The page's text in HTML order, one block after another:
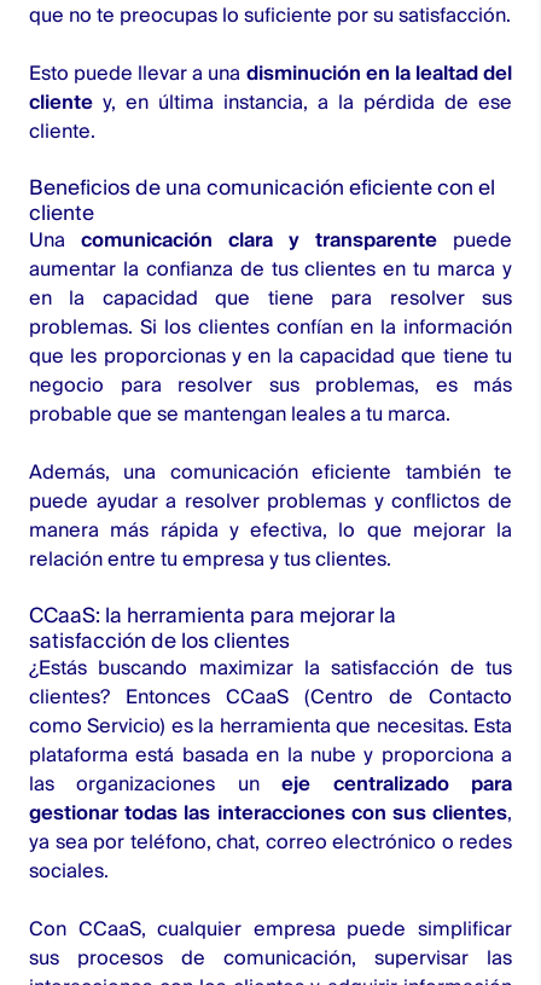
que no te preocupas lo suficiente por su satisfacción.
Esto puede llevar a una disminución en la lealtad del
cliente y, en última instancia, a la pérdida de ese
cliente.
Beneficios de una comunicación eficiente con el
cliente
Una comunicación clara y transparente puede
aumentar la confianza de tus clientes en tu marca y
en la capacidad que tiene para resolver sus
problemas. Si los clientes confían en la información
que les proporcionas y en la capacidad que tiene tu
negocio para resolver sus problemas, es más
probable que se mantengan leales a tu marca.
Además, una comunicación eficiente también te
puede ayudar a resolver problemas y conflictos de
manera más rápida y efectiva, lo que mejorar la
relación entre tu empresa y tus clientes.
CCaaS: la herramienta para mejorar la
satisfacción de los clientes
¿Estás buscando maximizar la satisfacción de tus
clientes? Entonces CCaaS (Centro de Contacto
como Servicio) es la herramienta que necesitas. Esta
plataforma está basada en la nube y proporciona a
las organizaciones uneje centralizado para
gestionar todas las interacciones con sus clientes,
ya sea por teléfono, chat, correo electrónico o redes
sociales.
Con CCaaS, cualquier empresa puede simplificar
sus procesos de comunicación, supervisar las